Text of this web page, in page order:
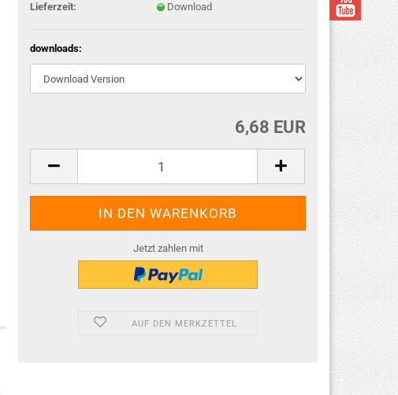
Lieferzeit:
Download
downloads:
6,68 EUR
Jetzt zahlen mit
AUF DEN MERKZETTEL